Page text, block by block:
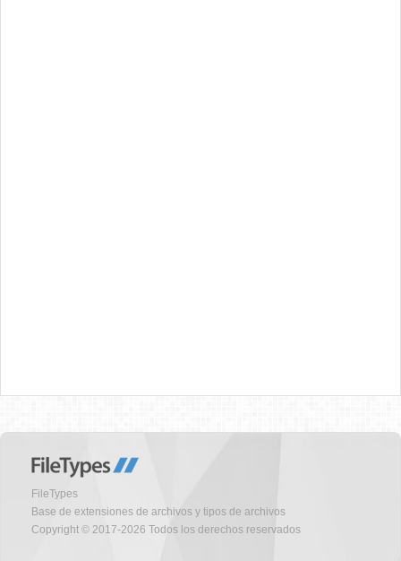
FileTypes
Base de extensiones de archivos y tipos de archivos
Copyright © 2017-2026 Todos los derechos reservados